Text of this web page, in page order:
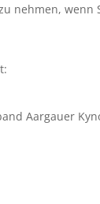
nehmen, wenn
Aargauer